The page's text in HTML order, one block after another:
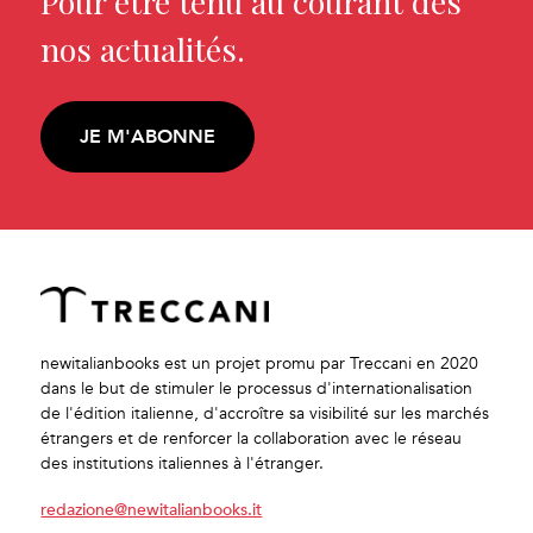
nos actualités.
JE M'ABONNE
newitalianbooks est un projet promu par Treccani en 2020
dans le but de stimuler le processus d'internationalisation
de l'édition italienne, d'accroître sa visibilité sur les marchés
étrangers et de renforcer la collaboration avec le réseau
des institutions italiennes à l'étranger.
redazione@newitalianbooks.it